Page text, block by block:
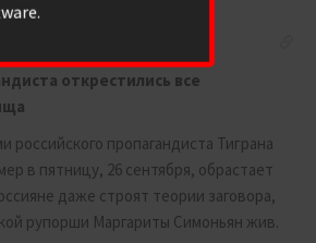
открестились все
российского пропагандиста Тиграна
в пятницу, 26 сентября, обрастает
даже строят теории заговора,
рупорши Маргариты Симоньян жив.